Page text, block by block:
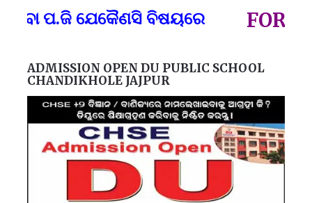
ପ.ଜି ଯେକୈଣସି ବିଷୟରେ FOR
ADMISSION OPEN DU PUBLIC SCHOOL
CHANDIKHOLE JAJPUR